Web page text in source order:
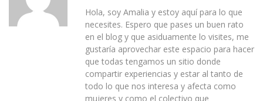
Hola, soy Amalia y estoy aquí para lo que
necesites. Espero que pases un buen rato
en el blog y que asiduamente lo visites, me
gustaría aprovechar este espacio para hacer
que todas tengamos un sitio donde
compartir experiencias y estar al tanto de
todo lo que nos interesa y afecta como
mujeres y como el colectivo que